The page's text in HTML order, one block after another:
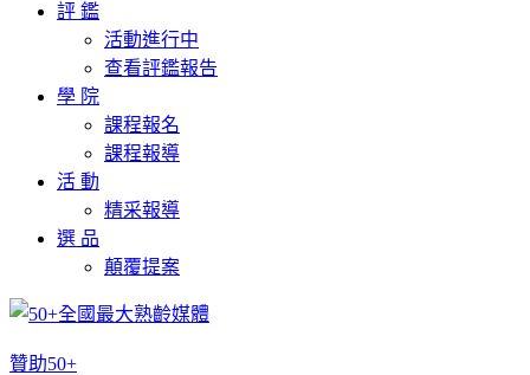
評 鑑
活動進行中
查看評鑑報告
學 院
課程報名
課程報導
活 動
精采報導
選 品
顛覆提案
贊助50+